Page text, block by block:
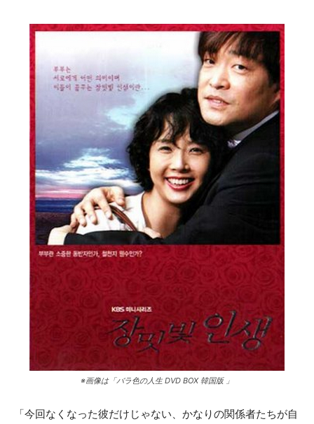
※画像は「バラ色の人生 DVD BOX 韓国版 」
「今回なくなった彼だけじゃない、かなりの関係者たちが自